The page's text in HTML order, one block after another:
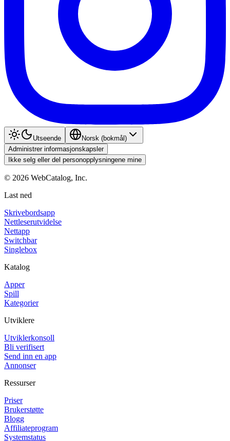
Utseende
Norsk (bokmål)
Administrer informasjonskapsler
Ikke selg eller del personopplysningene mine
© 2026 WebCatalog, Inc.
Last ned
Skrivebordsapp
Nettleserutvidelse
Nettapp
Switchbar
Singlebox
Katalog
Apper
Spill
Kategorier
Utviklere
Utviklerkonsoll
Bli verifisert
Send inn en app
Annonser
Ressurser
Priser
Brukerstøtte
Blogg
Affiliateprogram
Systemstatus